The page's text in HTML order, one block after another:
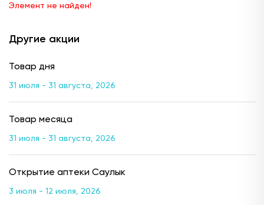
Элемент не найден!
Другие акции
Товар дня
31 июля - 31 августа, 2026
Товар месяца
31 июля - 31 августа, 2026
Открытие аптеки Саулык
3 июля - 12 июля, 2026